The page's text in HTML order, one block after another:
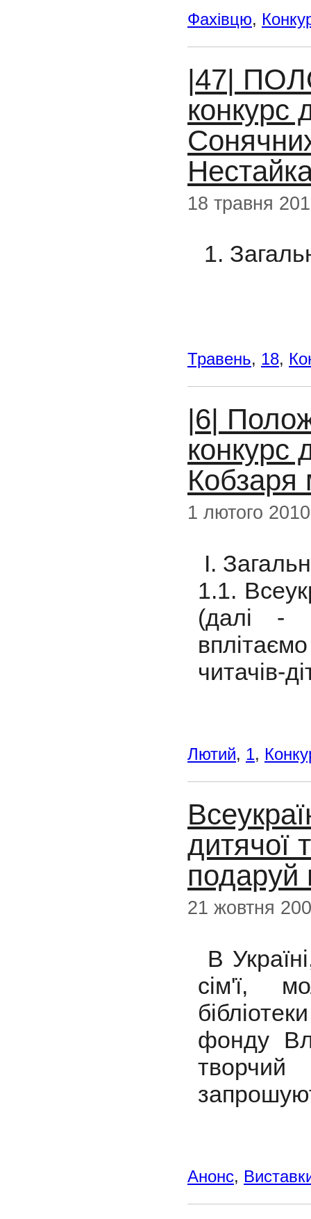
Фахівцю,
|47|
конкурс
18 травня
1.
Травень, 18,
|6|
конкурс
Кобзаря
1 лютого 2010
I.
1.1.
(далі -
читачів-
Лютий, 1,
дитячої
подаруй
21 жовтня
В
сім'ї,
фонду
Анонс,